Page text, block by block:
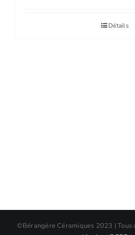
Détails
©Bérangère Céramiques 2023 | Tous